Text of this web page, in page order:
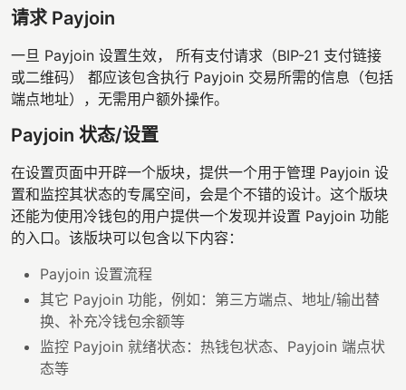
请求 Payjoin
一旦 Payjoin 设置生效， 所有支付请求（BIP-21 支付链接
或二维码） 都应该包含执行 Payjoin 交易所需的信息（包括
端点地址），无需用户额外操作。
Payjoin 状态/设置
在设置页面中开辟一个版块，提供一个用于管理 Payjoin 设
置和监控其状态的专属空间，会是个不错的设计。这个版块
还能为使用冷钱包的用户提供一个发现并设置 Payjoin 功能
的入口。该版块可以包含以下内容：
Payjoin 设置流程
其它 Payjoin 功能，例如：第三方端点、地址/输出替
换、补充冷钱包余额等
监控 Payjoin 就绪状态：热钱包状态、Payjoin 端点状
态等